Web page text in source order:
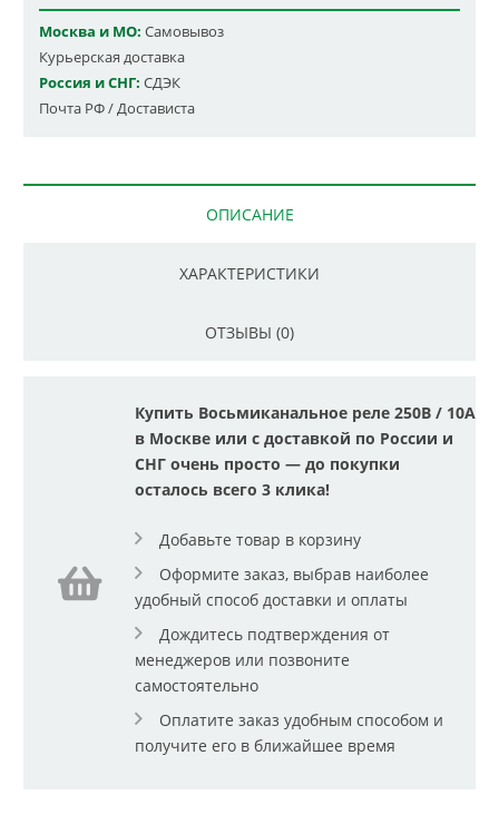
Москва и МО: Самовывоз
Курьерская доставка
Россия и СНГ: СДЭК
Почта РФ / Достависта
ОПИСАНИЕ
ХАРАКТЕРИСТИКИ
ОТЗЫВЫ (0)
Купить Восьмиканальное реле 250В / 10А
в Москве или с доставкой по России и
СНГ очень просто — до покупки
осталось всего 3 клика!
Добавьте товар в корзину
Оформите заказ, выбрав наиболее
удобный способ доставки и оплаты
Дождитесь подтверждения от
менеджеров или позвоните
самостоятельно
Оплатите заказ удобным способом и
получите его в ближайшее время